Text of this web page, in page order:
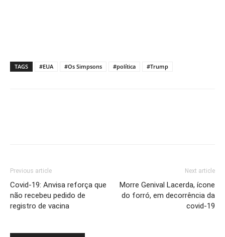
TAGS #EUA #Os Simpsons #política #Trump
Previous article
Covid-19: Anvisa reforça que
não recebeu pedido de
registro de vacina
Next article
Morre Genival Lacerda, ícone
do forró, em decorrência da
covid-19